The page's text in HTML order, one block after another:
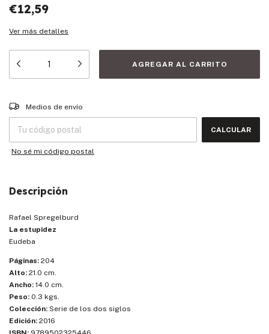
€12,59
Ver más detalles
Entregas para el CP:
Medios de envío
CALCULAR
No sé mi código postal
Descripción
Rafael Spregelburd
La estupidez
Eudeba
Páginas: 204
Alto: 21.0 cm.
Ancho: 14.0 cm.
Peso: 0.3 kgs.
Colección: Serie de los dos siglos
Edición: 2016